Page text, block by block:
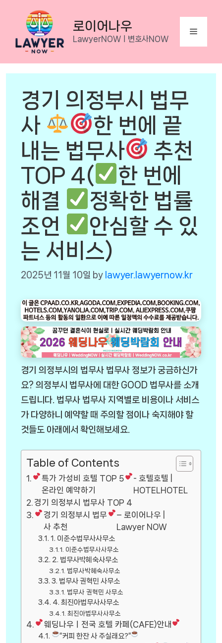
content
로이어나우
LawyerNOWㅣ변호사NOW
Menu
경기 의정부시 법무
사
한 번에 끝
내는 법무사
추천
TOP 4(
한 번에
해결
정확한 법률
조언
안심할 수 있
는 서비스)
2025년 11월 10일 by lawyer.lawyernow.kr
경기 의정부시의 법무사 법무사 정보가 궁금하신가
요? 의정부시 법무사에 대한 GOOD 법무사를 소개
드립니다. 법무사 법무사 지역별로 비용이나 서비스
가 다양하니 예약할 때 주의할 점이나 숙지해야 할
것들도 아래에서 확인해보세요.
Table of Contents
특가 가성비 호텔 TOP 5
온라인 예약하기
- 호텔호텔 |
HOTELHOTEL
경기 의정부시 법무사 TOP 4
경기 의정부시 법무
사 추천
– 로이어나우 |
Lawyer NOW
1. 이준수법무사사무소
이준수법무사사무소
2. 법무사박혜숙사무소
법무사박혜숙사무소
3. 법무사 권혁민 사무소
법무사 권혁민 사무소
4. 최진아법무사사무소
최진아법무사사무소
웨딩나우ㅣ전국 호텔 카페(CAFE)안내
”커피 한잔 사 주실래요?”